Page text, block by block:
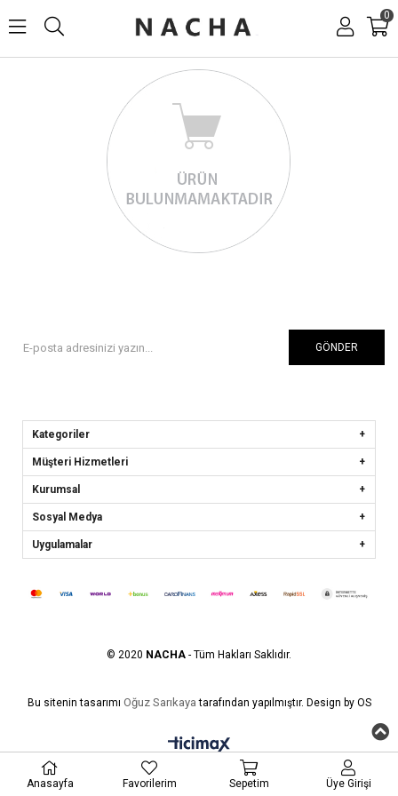
0
GÖNDER
Kategoriler
Müşteri Hizmetleri
Kurumsal
Sosyal Medya
Uygulamalar
© 2020 NACHA - Tüm Hakları Saklıdır.
Bu sitenin tasarımı Oğuz Sarıkaya tarafından yapılmıştır. Design by OS
Anasayfa Favorilerim Sepetim Üye Girişi